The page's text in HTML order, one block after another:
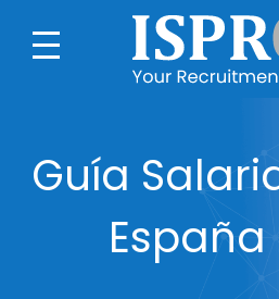
Guía
España